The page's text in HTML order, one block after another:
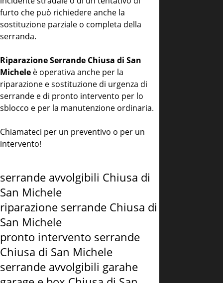
furto che può richiedere anche la
sostituzione parziale o completa della
serranda.
Riparazione Serrande Chiusa di San
Michele è operativa anche per la
riparazione e sostituzione di urgenza di
serrande e di pronto intervento per lo
sblocco e per la manutenzione ordinaria.
Chiamateci per un preventivo o per un
intervento!
serrande avvolgibili Chiusa di
San Michele
riparazione serrande Chiusa di
San Michele
pronto intervento serrande
Chiusa di San Michele
serrande avvolgibili garahe